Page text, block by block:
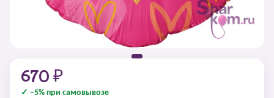
670 ₽
✓ −5% при самовывозе